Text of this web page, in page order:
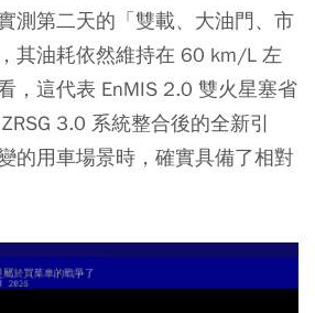
測第二天的「雙載、大油門、市
其油耗依然維持在 60 km/L 左
，這代表 EnMIS 2.0 雙火星塞省
3.0 系統整合後的全新引
的用車場景時，確實具備了相對